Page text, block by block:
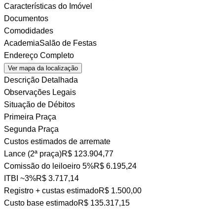
Características do Imóvel
Documentos
Comodidades
AcademiaSalão de Festas
Endereço Completo
Ver mapa da localização
Descrição Detalhada
Observações Legais
Situação de Débitos
Primeira Praça
Segunda Praça
Custos estimados de arremate
Lance (2ª praça)R$ 123.904,77
Comissão do leiloeiro 5%R$ 6.195,24
ITBI ~3%R$ 3.717,14
Registro + custas estimadoR$ 1.500,00
Custo base estimadoR$ 135.317,15